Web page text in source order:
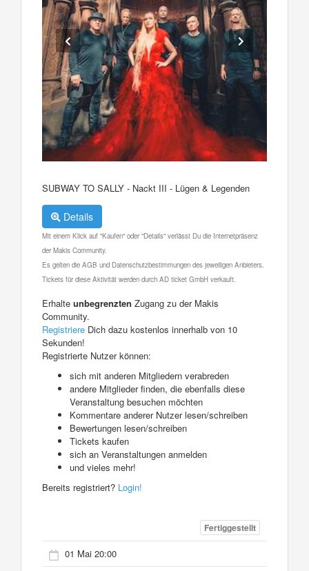
SUBWAY TO SALLY - Nackt III - Lügen & Legenden
Details
Mit einem Klick auf "Kaufen" oder "Details" verlässt Du die Internetpräsenz
der Makis Community.
Es gelten die AGB und Datenschutzbestimmungen des jeweiligen Anbieters.
Tickets für diese Aktivität werden durch AD ticket GmbH verkauft.
Erhalte unbegrenzten Zugang zu der Makis
Community.
Registriere Dich dazu kostenlos innerhalb von 10
Sekunden!
Registrierte Nutzer können:
sich mit anderen Mitgliedern verabreden
andere Mitglieder finden, die ebenfalls diese
Veranstaltung besuchen möchten
Kommentare anderer Nutzer lesen/schreiben
Bewertungen lesen/schreiben
Tickets kaufen
sich an Veranstaltungen anmelden
und vieles mehr!
Bereits registriert? Login!
Fertiggestellt
01 Mai 20:00